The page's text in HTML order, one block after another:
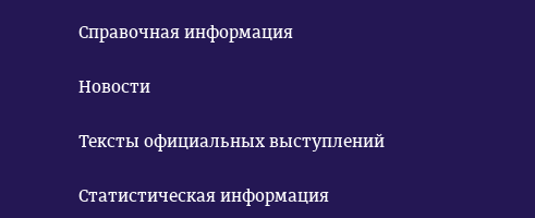
Справочная информация
Новости
Тексты официальных выступлений
Статистическая информация